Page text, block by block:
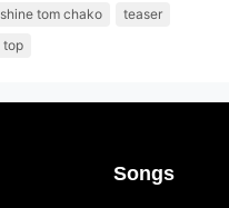
shine tom chako
teaser
top
Songs